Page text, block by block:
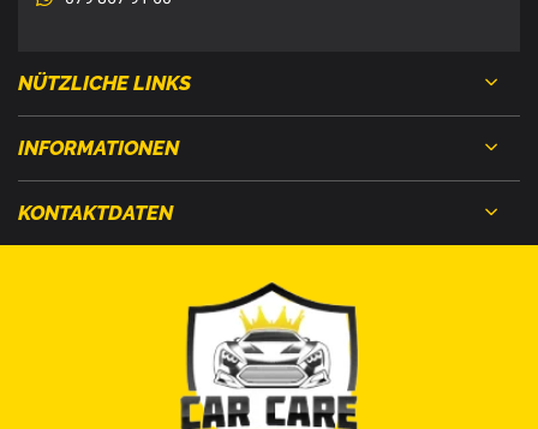
NÜTZLICHE LINKS
INFORMATIONEN
KONTAKTDATEN